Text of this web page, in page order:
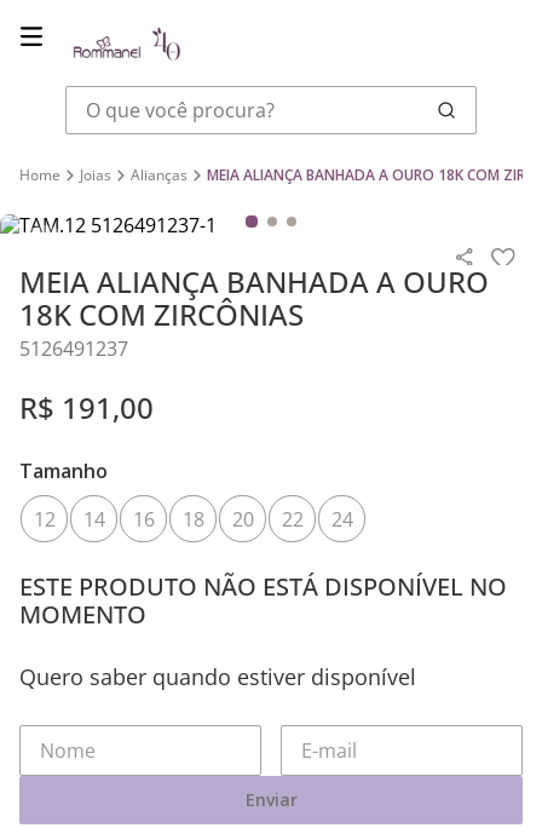
O que você procura?
Joias Alianças MEIA ALIANÇA BANHADA A OURO 18K COM
MEIA ALIANÇA BANHADA A OURO
18K COM ZIRCÔNIAS
5126491237
R$ 191,00
Tamanho
12
14 16 18 20 22 24
ESTE PRODUTO NÃO ESTÁ DISPONÍVEL NO
MOMENTO
Quero saber quando estiver disponível
Enviar